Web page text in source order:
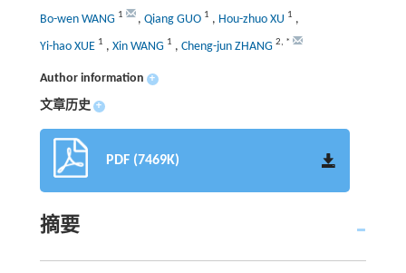
Bo-wen WANG 1 , Qiang GUO 1 , Hou-zhuo XU 1 ,
Yi-hao XUE 1 , Xin WANG 1 , Cheng-jun ZHANG 2, *
Author information +
文章历史 +
PDF (7469K)
摘要